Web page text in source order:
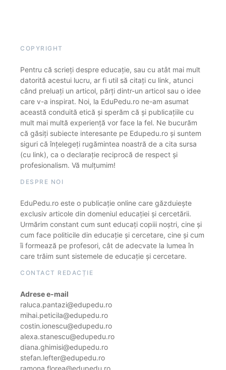
COPYRIGHT
Pentru că scrieți despre educație, sau cu atât mai mult
datorită acestui lucru, ar fi util să citați cu link, atunci
când preluați un articol, părți dintr-un articol sau o idee
care v-a inspirat. Noi, la EduPedu.ro ne-am asumat
această conduită etică și sperăm că și publicațiile cu
mult mai multă experiență vor face la fel. Ne bucurăm
că găsiți subiecte interesante pe Edupedu.ro și suntem
siguri că înțelegeți rugămintea noastră de a cita sursa
(cu link), ca o declarație reciprocă de respect și
profesionalism. Vă mulțumim!
DESPRE NOI
EduPedu.ro este o publicație online care găzduiește
exclusiv articole din domeniul educației și cercetării.
Urmărim constant cum sunt educați copiii noștri, cine și
cum face politicile din educație și cercetare, cine și cum
îi formează pe profesori, cât de adecvate la lumea în
care trăim sunt sistemele de educație și cercetare.
CONTACT REDACȚIE
Adrese e-mail
raluca.pantazi@edupedu.ro
mihai.peticila@edupedu.ro
costin.ionescu@edupedu.ro
alexa.stanescu@edupedu.ro
diana.ghimisi@edupedu.ro
stefan.lefter@edupedu.ro
ramona.florea@edupedu.ro